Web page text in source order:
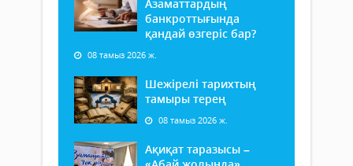
Азаматтардың
банкроттығында
қандай өзгеріс бар?
08 тамыз 2026 ж.
Шежірелі тарихтың
тамыры терең
08 тамыз 2026 ж.
Ақиқат таразысы –